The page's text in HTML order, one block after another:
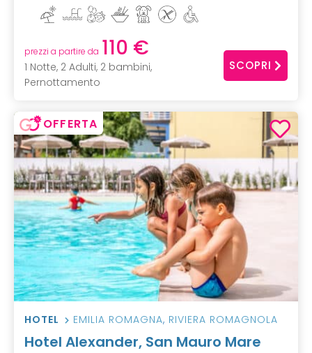
prezzi a partire da 110 €
1 Notte, 2 Adulti, 2 bambini,
Pernottamento
SCOPRI
OFFERTA
HOTEL EMILIA ROMAGNA, RIVIERA ROMAGNOLA
Hotel Alexander, San Mauro Mare